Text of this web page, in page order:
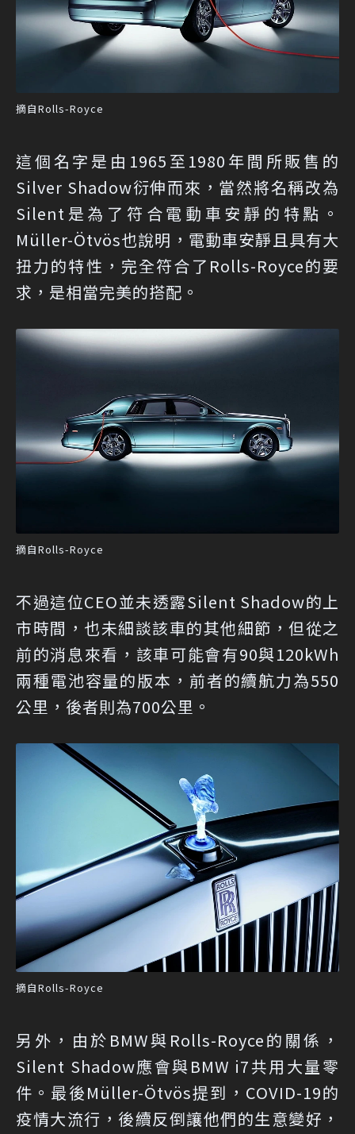
摘自Rolls-Royce
這個名字是由1965至1980年間所販售的
Silver Shadow衍伸而來，當然將名稱改為
Silent是為了符合電動車安靜的特點。
Müller-Ötvös也說明，電動車安靜且具有大
扭力的特性，完全符合了Rolls-Royce的要
求，是相當完美的搭配。
摘自Rolls-Royce
不過這位CEO並未透露Silent Shadow的上
市時間，也未細談該車的其他細節，但從之
前的消息來看，該車可能會有90與120kWh
兩種電池容量的版本，前者的續航力為550
公里，後者則為700公里。
摘自Rolls-Royce
另外，由於BMW與Rolls-Royce的關係，
Silent Shadow應會與BMW i7共用大量零
件。最後Müller-Ötvös提到，COVID-19的
疫情大流行，後續反倒讓他們的生意變好，